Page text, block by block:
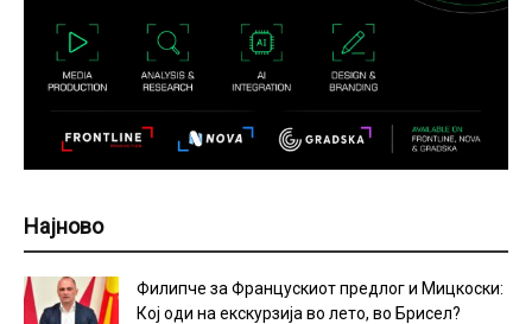
Најново
Филипче за Францускиот предлог и Мицкоски:
Кој оди на екскурзија во лето, во Брисел?